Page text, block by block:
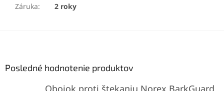
Záruka: 2 roky
Posledné hodnotenie produktov